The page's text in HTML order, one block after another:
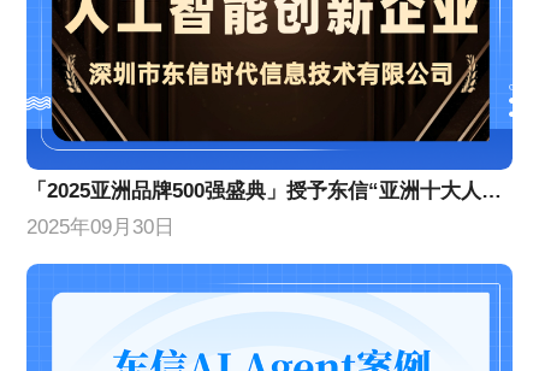
「2025亚洲品牌500强盛典」授予东信“亚洲十大人工智能创新企业”
2025年09月30日